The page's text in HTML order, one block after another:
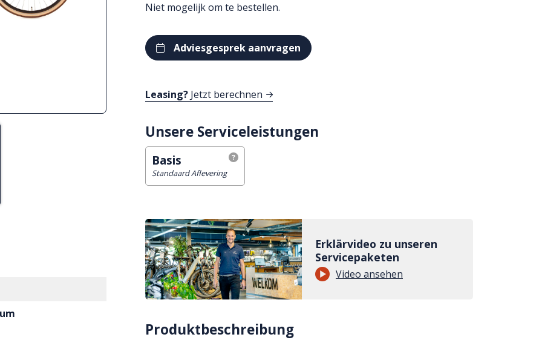
Niet mogelijk om te bestellen.
Adviesgesprek aanvragen
Leasing? Jetzt berechnen
Unsere Serviceleistungen
Basis
Standaard Aflevering
Erklärvideo zu unseren
Servicepaketen
Video ansehen
Produktbeschreibung